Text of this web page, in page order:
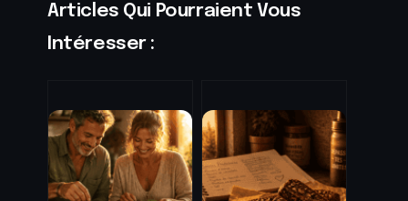
Articles Qui Pourraient Vous
Intéresser :